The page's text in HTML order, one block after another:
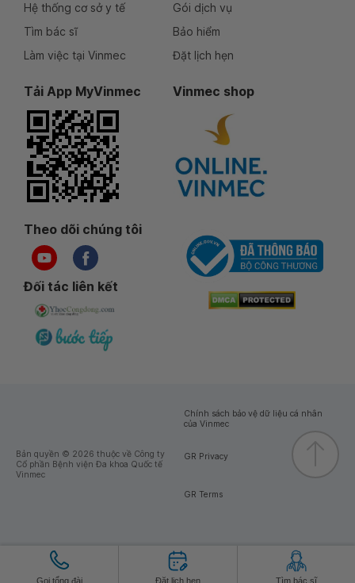
Gọi tổng đài Đặt lịch hẹn Tìm bác sĩ
Hệ thống cơ sở y tế
Tìm bác sĩ
Làm việc tại Vinmec
Gói dịch vụ
Bảo hiểm
Đặt lịch hẹn
Tải App MyVinmec Vinmec shop
Theo dõi chúng tôi
Đối tác liên kết
Bản quyền © 2026 thuộc về Công ty
Cổ phần Bệnh viện Đa khoa Quốc tế
Vinmec
Chính sách bảo vệ dữ liệu cá nhân
của Vinmec
GR Privacy
GR Terms